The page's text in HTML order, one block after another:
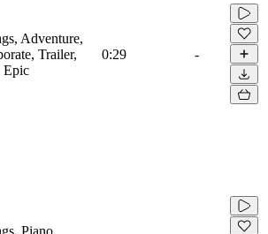
Adventure,
Trailer,
Epic
0:29 -
Piano,